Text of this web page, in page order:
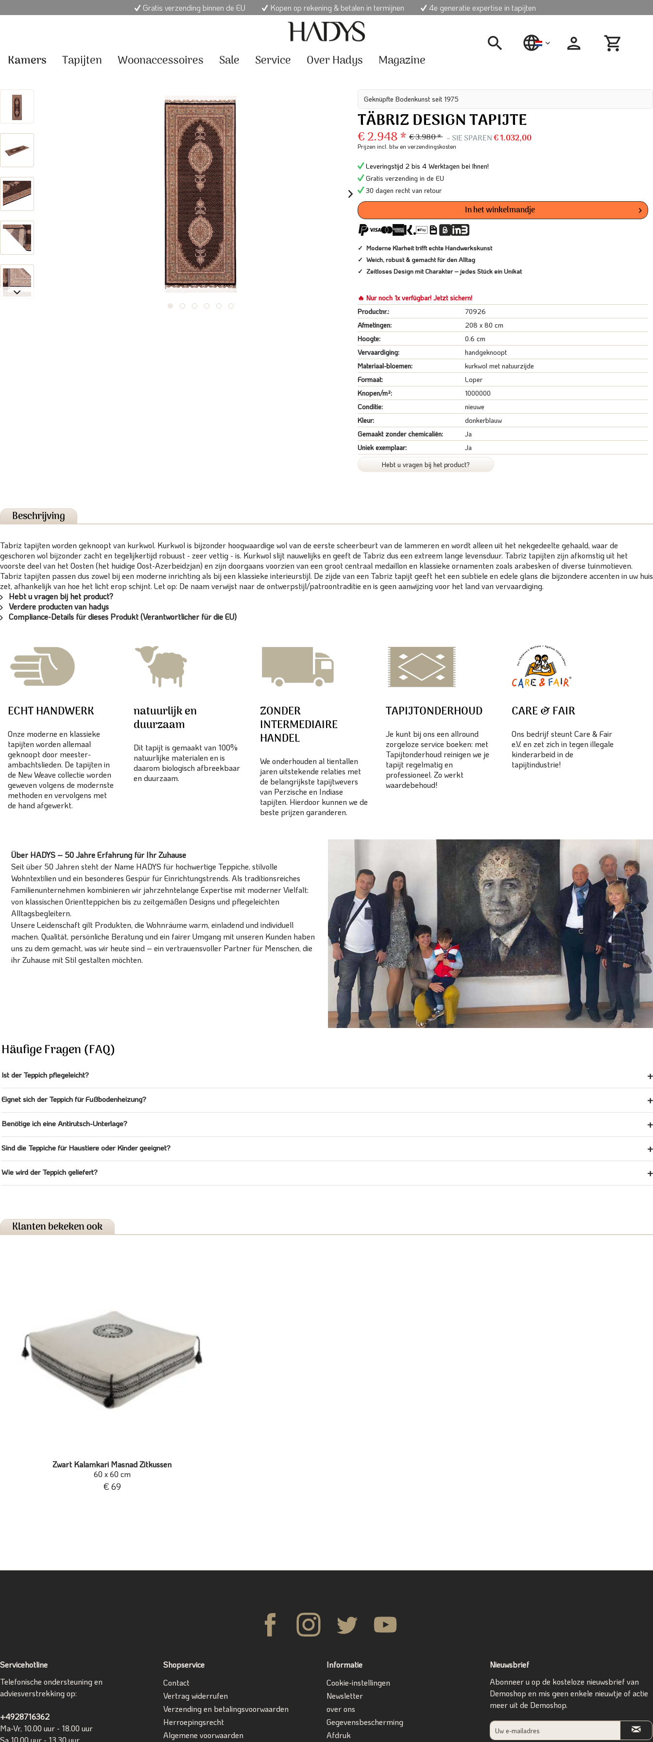
Gratis verzending binnen de EU Kopen op rekening & betalen in termijnen 4e generatie expertise in tapijten
nederlands
Kamers Tapijten Woonaccessoires Sale Service Over Hadys Magazine
Geknüpfte Bodenkunst seit 1975
TÄBRIZ DESIGN TAPIJTE
€ 2.948 * € 3.980 * – SIE SPAREN€ 1.032,00
Prijzen incl. btwen verzendingskosten
Leveringstijd 2 bis 4 Werktagen bei Ihnen!
Gratis verzending in de EU
30 dagen recht van retour
In het winkelmandje
Moderne Klarheit trifft echte Handwerkskunst
Weich, robust & gemacht für den Alltag
Zeitloses Design mit Charakter – jedes Stück ein Unikat
🔥 Nur noch 1x verfügbar! Jetzt sichern!
Productnr.:
70926
Afmetingen:
208 x 80 cm
Hoogte:
0.6 cm
Vervaardiging:
handgeknoopt
Materiaal-bloemen:
kurkwol met natuurzijde
Formaat:
Loper
Knopen/m²:
1000000
Conditie:
nieuwe
Kleur:
donkerblauw
Gemaakt zonder chemicaliën:
Ja
Uniek exemplaar:
Ja
Hebt u vragen bij het product?
Beschrijving
Tabriz tapijten worden geknoopt van kurkwol. Kurkwol is bijzonder hoogwaardige wol van de eerste scheerbeurt van de lammeren en wordt alleen uit het nekgedeelte gehaald, waar de
geschoren wol bijzonder zacht en tegelijkertijd robuust - zeer vettig - is. Kurkwol slijt nauwelijks en geeft de Tabriz dus een extreem lange levensduur. Tabriz tapijten zijn afkomstig uit het
voorste deel van het Oosten (het huidige Oost-Azerbeidzjan) en zijn doorgaans voorzien van een groot centraal medaillon en klassieke ornamenten zoals arabesken of diverse tuinmotieven.
Tabriz tapijten passen dus zowel bij een moderne inrichting als bij een klassieke interieurstijl. De zijde van een Tabriz tapijt geeft het een subtiele en edele glans die bijzondere accenten in uw huis
zet, afhankelijk van hoe het licht erop schijnt. Let op: De naam verwijst naar de ontwerpstijl/patroontraditie en is geen aanwijzing voor het land van vervaardiging.
Hebt u vragen bij het product?
Verdere producten van hadys
Compliance-Details für dieses Produkt (Verantwortlicher für die EU)
ECHT HANDWERK
Onze moderne en klassieke
tapijten worden allemaal
geknoopt door meester-
ambachtslieden. De tapijten in
de New Weave collectie worden
geweven volgens de modernste
methoden en vervolgens met
de hand afgewerkt.
natuurlijk en
duurzaam
Dit tapijt is gemaakt van 100%
natuurlijke materialen en is
daarom biologisch afbreekbaar
en duurzaam.
ZONDER
INTERMEDIAIRE
HANDEL
We onderhouden al tientallen
jaren uitstekende relaties met
de belangrijkste tapijtwevers
van Perzische en Indiase
tapijten. Hierdoor kunnen we de
beste prijzen garanderen.
TAPIJTONDERHOUD
Je kunt bij ons een allround
zorgeloze service boeken: met
Tapijtonderhoud reinigen we je
tapijt regelmatig en
professioneel. Zo werkt
waardebehoud!
CARE & FAIR
Ons bedrijf steunt Care & Fair
e.V. en zet zich in tegen illegale
kinderarbeid in de
tapijtindustrie!
Über HADYS – 50 Jahre Erfahrung für Ihr Zuhause
Seit über 50 Jahren steht der Name HADYS für hochwertige Teppiche, stilvolle
Wohntextilien und ein besonderes Gespür für Einrichtungstrends. Als traditionsreiches
Familienunternehmen kombinieren wir jahrzehntelange Expertise mit moderner Vielfalt:
von klassischen Orientteppichen bis zu zeitgemäßen Designs und pflegeleichten
Alltagsbegleitern.
Unsere Leidenschaft gilt Produkten, die Wohnräume warm, einladend und individuell
machen. Qualität, persönliche Beratung und ein fairer Umgang mit unseren Kunden haben
uns zu dem gemacht, was wir heute sind – ein vertrauensvoller Partner für Menschen, die
ihr Zuhause mit Stil gestalten möchten.
Häufige Fragen (FAQ)
Ist der Teppich pflegeleicht?
Eignet sich der Teppich für Fußbodenheizung?
Benötige ich eine Antirutsch-Unterlage?
Sind die Teppiche für Haustiere oder Kinder geeignet?
Wie wird der Teppich geliefert?
Klanten bekeken ook
Zwart Kalamkari Masnad Zitkussen
60 x 60 cm
€ 69
Servicehotline
Telefonische ondersteuning en
adviesverstrekking op:
+4928716362
Ma-Vr, 10.00 uur - 18.00 uur
Sa 10.00 uur - 13.30 uur
Shopservice
Contact
Vertrag widerrufen
Verzending en betalingsvoorwaarden
Herroepingsrecht
Algemene voorwaarden
Informatie
Cookie-instellingen
Newsletter
over ons
Gegevensbescherming
Afdruk
Nieuwsbrief
Abonneer u op de kosteloze nieuwsbrief van
Demoshop en mis geen enkele nieuwtje of actie
meer uit de Demoshop.